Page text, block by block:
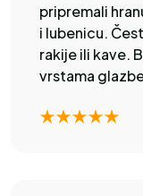
pripremali
i lubenicu.
rakije ili kave.
vrstama